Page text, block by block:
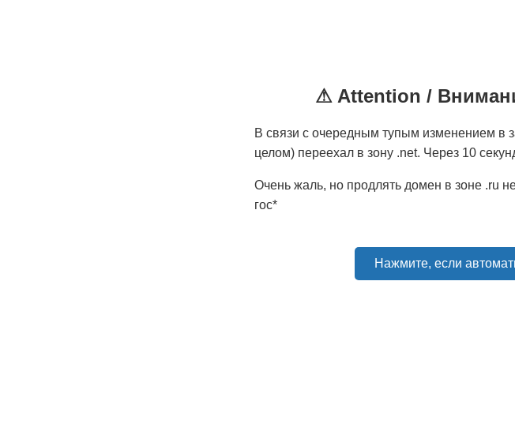
⚠ Attention /
В связи с очередным тупым изменением в
целом) переехал в зону .net. Через 10
Очень жаль, но продлять домен в зоне .ru
гос*
Нажмите, если